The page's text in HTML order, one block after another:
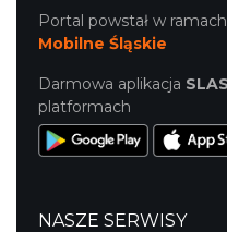
Portal powstał w
Mobilne Śląskie
Darmowa aplikacja
platformach
NASZE SERWISY